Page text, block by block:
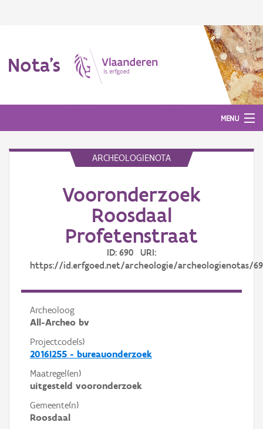
Nota's
MENU
ARCHEOLOGIENOTA
Vooronderzoek
Roosdaal
Profetenstraat
ID: 690 URI:
https://id.erfgoed.net/archeologie/archeologienotas/
Archeoloog
All-Archeo bv
Projectcode(s)
2016I255 - bureauonderzoek
Maatregel(en)
uitgesteld vooronderzoek
Gemeente(n)
Roosdaal